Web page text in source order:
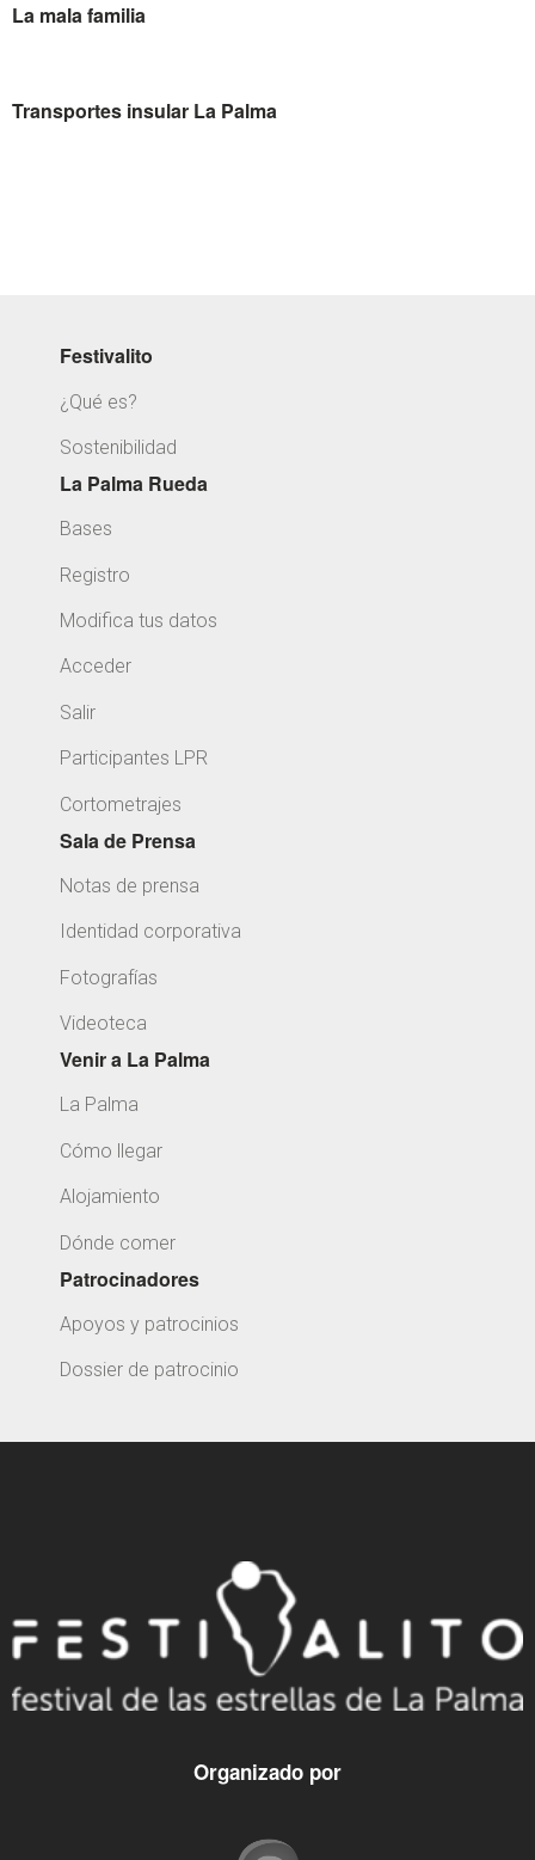
La mala familia
Transportes insular La Palma
Festivalito
¿Qué es?
Sostenibilidad
La Palma Rueda
Bases
Registro
Modifica tus datos
Acceder
Salir
Participantes LPR
Cortometrajes
Sala de Prensa
Notas de prensa
Identidad corporativa
Fotografías
Videoteca
Venir a La Palma
La Palma
Cómo llegar
Alojamiento
Dónde comer
Patrocinadores
Apoyos y patrocinios
Dossier de patrocinio
Organizado por